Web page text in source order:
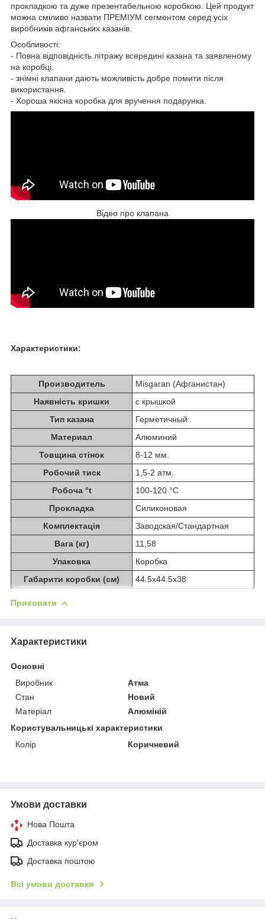
прокладкою та дуже презентабельною коробкою. Цей продукт
можна сміливо назвати ПРЕМІУМ сегментом серед усіх
виробників афганських казанів.
Особливості:
- Повна відповідність літражу всередині казана та заявленому
на коробці.
- знімні клапани дають можливість добре помити після
використання.
- Хороша якісна коробка для вручення подарунка.
Відео про клапана
Характеристики:
Производитель
Misgaran (Афганистан)
Наявність кришки
с крышкой
Тип казана
Герметичный
Материал
Алюминий
Товщина стінок
8-12 мм.
Робочий тиск
1,5-2 атм.
Робоча °t
100-120 °C
Прокладка
Силиконовая
Комплектація
Заводская/Стандартная
Вага (кг)
11,58
Упаковка
Коробка
Габарити коробки (см)
44.5x44.5x38
Приховати
Характеристики
Основні
Виробник
Атма
Стан
Новий
Матеріал
Алюміній
Користувальницькі характеристики
Колір
Коричневий
Умови доставки
Нова Пошта
Доставка кур'єром
Доставка поштою
Всі умови доставки